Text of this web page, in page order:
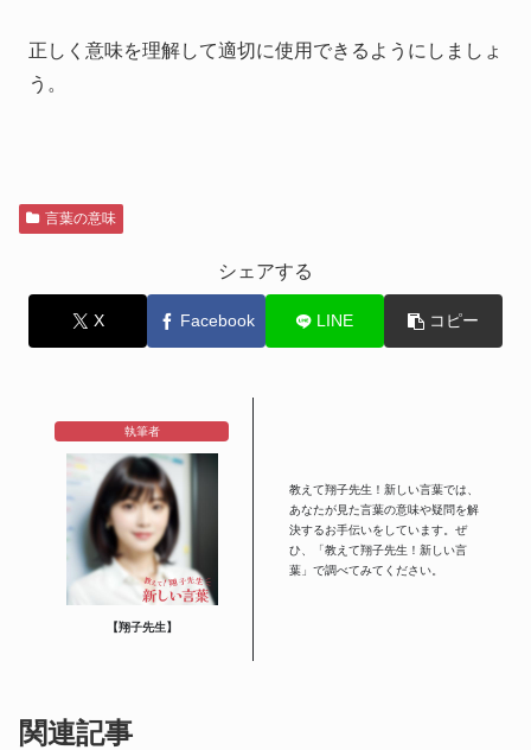
正しく意味を理解して適切に使用できるようにしましょ
う。
言葉の意味
シェアする
X Facebook LINE コピー
執筆者
【翔子先生】
教えて翔子先生！新しい言葉では、
あなたが見た言葉の意味や疑問を解
決するお手伝いをしています。ぜ
ひ、「教えて翔子先生！新しい言
葉」で調べてみてください。
関連記事